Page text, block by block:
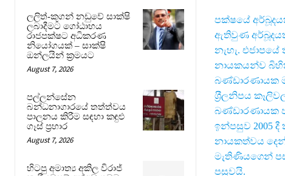
ලලිත්-කූගන් නඩුවේ සාක්ෂි
ලබාදීමට ගෝඨාභය
රාජපක්ෂට අධිකරණ
නියෝගයක් – සාක්ෂි
ඔන්ලයින් ක්‍රමයට
August 7, 2026
පල්ලන්සේන
බන්ධනාගාරයේ තත්ත්වය
පාලනය කිරීම සඳහා කඳුළු
ගෑස් ප්‍රහාර
August 7, 2026
හිටපු අමාත්‍ය අකිල විරාජ්
පක්ෂයේ
ඇතිවුණ
නැහැ.
නායකයන්ව
බණ්ඩාරණායක
ශ‍්‍රීලනිපය
බණ්ඩාරණායක
ඉන්පසුව 2005
නායකත්වය
මැතිණියගෙන්
පසුවයි.